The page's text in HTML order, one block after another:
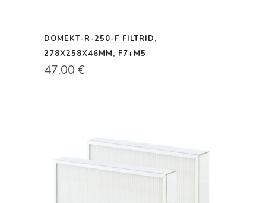
DOMEKT-R-250-F FILTRID,
278X258X46MM, F7+M5
47,00 €